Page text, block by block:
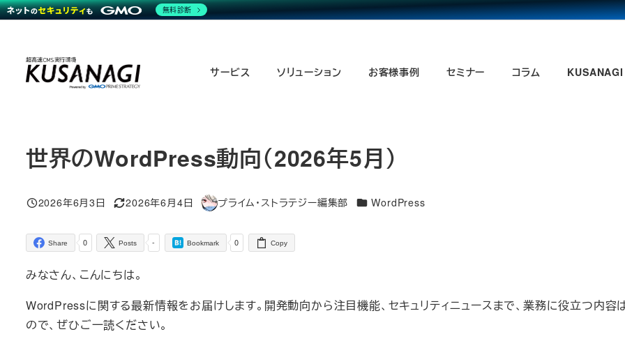
main
サービス ソリューション お客様事例 セミナー コラム KUSANAGI
世界のWordPress動向（2026年5月）
Published
2026年6月3日
Modified
2026年6月4日
Author
プライム・ストラテジー編集部 コラムカテゴリ
WordPress
0
Share -
Posts 0
Bookmark Copy
みなさん、こんにちは。
WordPressに関する最新情報をお届けします。開発動向から注目機能、セキュリティニュースまで、業務に役立つ内容
ので、ぜひご一読ください。
無料診断